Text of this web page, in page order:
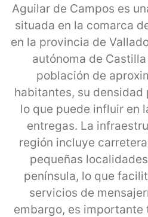
Aguilar de Campos es
situada en la comarca
en la provincia de
autónoma de
población de
habitantes, su densidad
lo que puede influir en
entregas. La
región incluye
pequeñas
península, lo que
servicios de
embargo, es importante